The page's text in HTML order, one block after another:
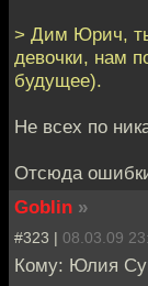
> Дим Юрич,
девочки, нам
будущее).
Не всех по
Отсюда
Goblin »
#323 | 08.03.09
Кому: Юлия